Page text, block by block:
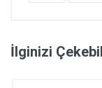
İlginizi